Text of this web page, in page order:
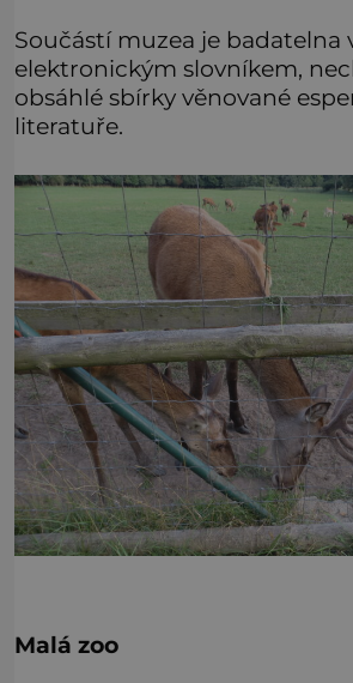
Součástí muzea je badatelna
elektronickým slovníkem,
obsáhlé sbírky věnované
literatuře.
Malá zoo